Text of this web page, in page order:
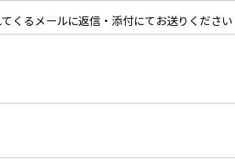
くるメールに返信・添付にてお送りください